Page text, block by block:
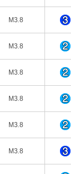
M3.8
M3.8
M3.8
M3.8
M3.8
M3.8